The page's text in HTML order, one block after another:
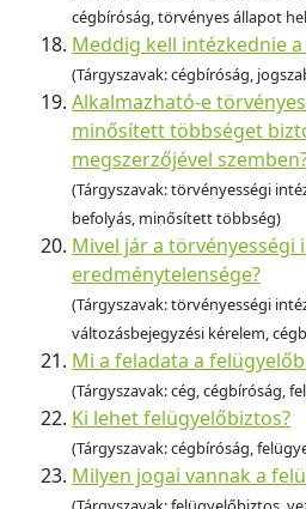
cégbíróság, törvényes állapot
Meddig kell intézkednie
(Tárgyszavak: cégbíróság,
Alkalmazható-e
minősített többséget
megszerzőjével
(Tárgyszavak: törvényességi
befolyás, minősített többség)
Mivel jár a törvényességi
eredménytelensége?
(Tárgyszavak: törvényességi
változásbejegyzési kérelem,
Mi a feladata a
(Tárgyszavak: cég, cégbíróság,
Ki lehet felügyelőbiztos?
(Tárgyszavak: cégbíróság,
Milyen jogai vannak a